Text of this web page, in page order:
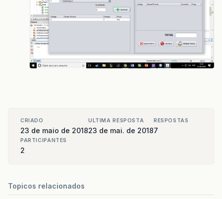
CRIADO
23 de maio de 2018
ULTIMA RESPOSTA
23 de mai. de 2018
RESPOSTAS
7
PARTICIPANTES
2
Topicos relacionados